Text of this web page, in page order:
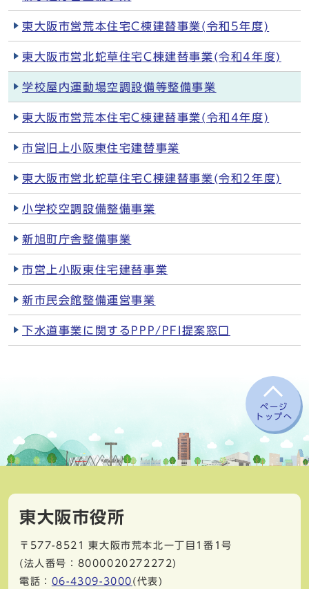
東大阪市営荒本住宅C棟建替事業(令和5年度)
東大阪市営北蛇草住宅C棟建替事業(令和4年度)
学校屋内運動場空調設備等整備事業
東大阪市営荒本住宅C棟建替事業(令和4年度)
市営旧上小阪東住宅建替事業
東大阪市営北蛇草住宅C棟建替事業(令和2年度)
小学校空調設備整備事業
新旭町庁舎整備事業
市営上小阪東住宅建替事業
新市民会館整備運営事業
下水道事業に関するPPP/PFI提案窓口
ページ
トップへ
東大阪市役所
〒577-8521
東大阪市荒本北一丁目1番1号
(法人番号：8000020272272)
電話： 06-4309-3000 (代表)